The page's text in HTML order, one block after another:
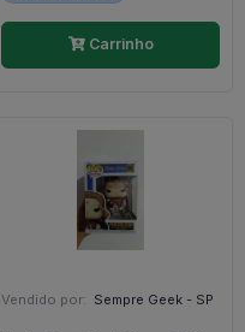
Carrinho
Vendido por: Sempre Geek - SP